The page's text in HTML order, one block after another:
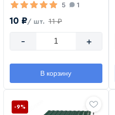
5 1
10 ₽/ шт. 11 ₽
- +
В корзину
-9%